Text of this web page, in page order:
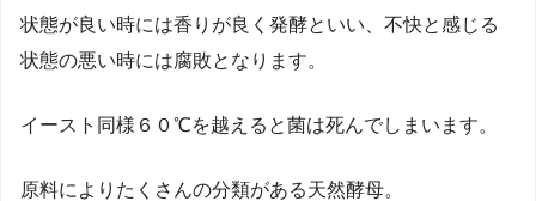
状態が良い時には香りが良く発酵といい、不快と感じる
状態の悪い時には腐敗となります。
イースト同様６０℃を越えると菌は死んでしまいます。
原料によりたくさんの分類がある天然酵母。